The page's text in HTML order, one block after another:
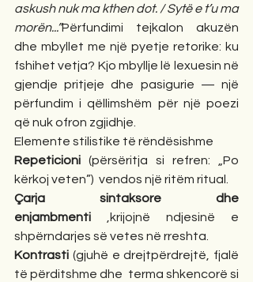
askush nuk ma kthen dot. / Sytë e t’u ma
morën...”Përfundimi tejkalon akuzën
dhe mbyllet me një pyetje retorike: ku
fshihet vetja? Kjo mbyllje lë lexuesin në
gjendje pritjeje dhe pasigurie — një
përfundim i qëllimshëm për një poezi
që nuk ofron zgjidhje.
Elemente stilistike të rëndësishme
Repeticioni (përsëritja si refren: „Po
kërkoj veten”)  vendos një ritëm ritual.
Çarja sintaksore dhe
enjambmenti ,krijojnë ndjesinë e
shpërndarjes së vetes në rreshta.
Kontrasti (gjuhë e drejtpërdrejtë, fjalë
të përditshme dhe  terma shkencorë si